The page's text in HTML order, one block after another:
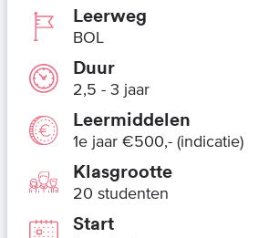
Leerweg
BOL
Duur
2,5 - 3 jaar
Leermiddelen
1e jaar €500,- (indicatie)
Klasgrootte
20 studenten
Start